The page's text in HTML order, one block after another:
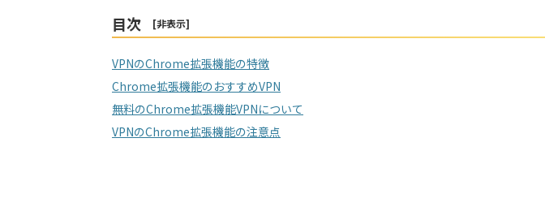
目次 [非表示]
VPNのChrome拡張機能の特徴
Chrome拡張機能のおすすめVPN
無料のChrome拡張機能VPNについて
VPNのChrome拡張機能の注意点